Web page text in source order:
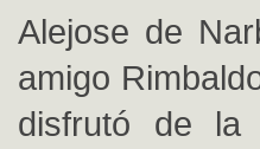
Alejose de
amigo
disfrutó de la